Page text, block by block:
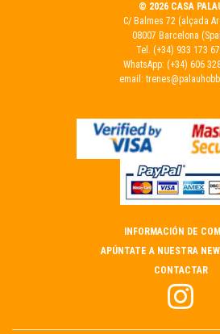
© 2026 CASA
C/ Balmes 72 (alçada
08007 Barcelona
Tel. (+34) 933 173
WhatsApp: (+34) 606
email:
INFORMACIÓN DE
APÚNTATE A NUESTRA
CONTACTAR